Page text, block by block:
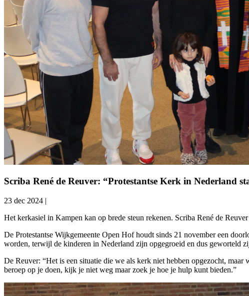
Scriba René de Reuver: “Protestantse Kerk in Nederland
23 dec 2024 |
Het kerkasiel in Kampen kan op brede steun rekenen. Scriba René de
De Protestantse Wijkgemeente Open Hof houdt sinds 21 november een
worden, terwijl de kinderen in Nederland zijn opgegroeid en dus geworteld
De Reuver: “Het is een situatie die we als kerk niet hebben opgezocht,
beroep op je doen, kijk je niet weg maar zoek je hoe je hulp kunt bieden.”